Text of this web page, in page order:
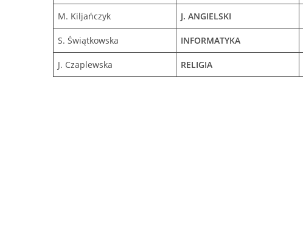
M. Kiljańczyk J. ANGIELSKI
S. Świątkowska INFORMATYKA
J. Czaplewska RELIGIA